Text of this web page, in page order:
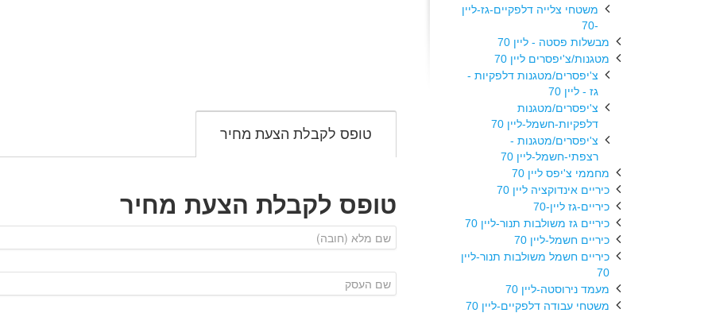
טופס לקבלת הצעת מחיר
טופס לקבלת הצעת מחיר
משטחי צלייה דלפקיים-גז-ליין
-70
מבשלות פסטה - ליין 70
מטגנות/צ'יפסרים ליין 70
צ'יפסרים/מטגנות דלפקיות -
גז - ליין 70
צ'יפסרים/מטגנות
דלפקיות-חשמל-ליין 70
צ'יפסרים/מטגנות -
רצפתי-חשמל-ליין 70
מחממי צ'יפס ליין 70
כיריים אינדוקציה ליין 70
כיריים-גז ליין-70
כיריים גז משולבות תנור-ליין 70
כיריים חשמל-ליין 70
כיריים חשמל משולבות תנור-ליין
70
מעמד נירוסטה-ליין 70
משטחי עבודה דלפקיים-ליין 70